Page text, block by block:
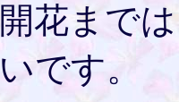
花まで
です。